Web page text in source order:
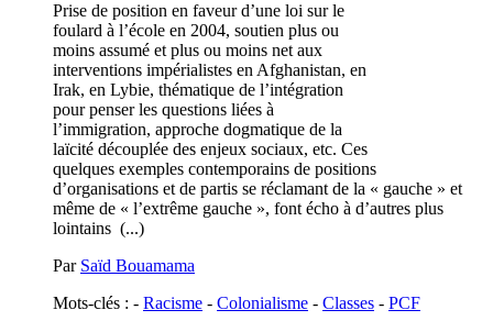
Prise de position en faveur d’une loi sur le
foulard à l’école en 2004, soutien plus ou
moins assumé et plus ou moins net aux
interventions impérialistes en Afghanistan, en
Irak, en Lybie, thématique de l’intégration
pour penser les questions liées à
l’immigration, approche dogmatique de la
laïcité découplée des enjeux sociaux, etc. Ces
quelques exemples contemporains de positions
d’organisations et de partis se réclamant de la « gauche » et
même de « l’extrême gauche », font écho à d’autres plus
lointains (...)
Par Saïd Bouamama
Mots-clés : - Racisme - Colonialisme - Classes - PCF